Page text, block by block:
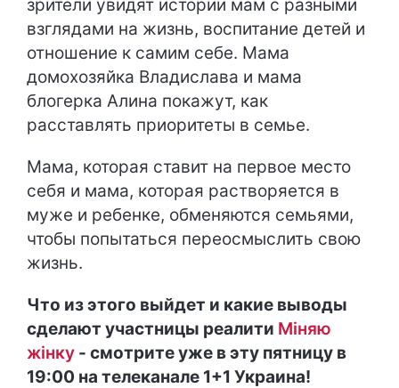
зрители увидят истории мам с разными
взглядами на жизнь, воспитание детей и
отношение к самим себе. Мама
домохозяйка Владислава и мама
блогерка Алина покажут, как
расставлять приоритеты в семье.
Мама, которая ставит на первое место
себя и мама, которая растворяется в
муже и ребенке, обменяются семьями,
чтобы попытаться переосмыслить свою
жизнь.
Что из этого выйдет и какие выводы
сделают участницы реалити Міняю
жінку - смотрите уже в эту пятницу в
19:00 на телеканале 1+1 Украина!